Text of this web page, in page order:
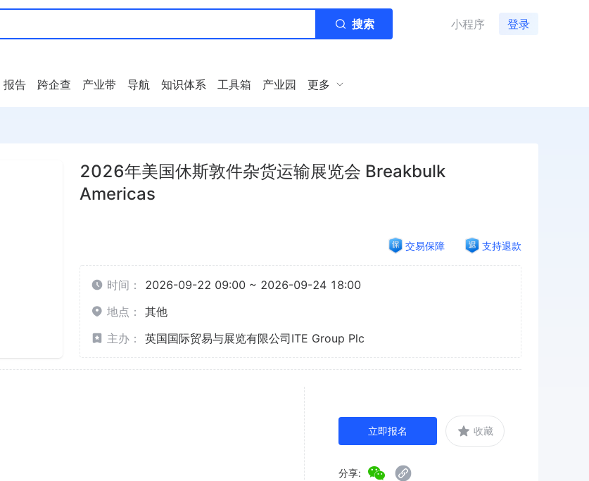
搜索 小程序 登录
报告 跨企查 产业带 导航 知识体系 工具箱 产业园 更多
2026年美国休斯敦件杂货运输展览会 Breakbulk
Americas
交易保障 支持退款
时间：
2026-09-22 09:00 ~ 2026-09-24 18:00
地点：
其他
主办：
英国国际贸易与展览有限公司ITE Group Plc
立即报名 收藏
分享: